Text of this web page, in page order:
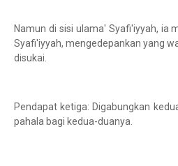
Namun di sisi ulama' Syafi'iyyah, ia
Syafi'iyyah, mengedepankan yang
disukai.
Pendapat ketiga: Digabungkan
pahala bagi kedua-duanya.